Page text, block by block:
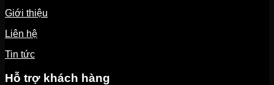
Giới thiệu
Liên hệ
Tin tức
Hỗ trợ khách hàng